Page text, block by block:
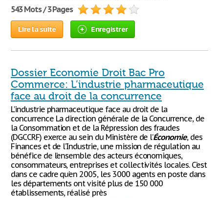
543 Mots / 3 Pages
Lire la suite Enregistrer
Dossier Economie Droit Bac Pro
Commerce: L’industrie pharmaceutique
face au droit de la concurrence
L’industrie pharmaceutique face au droit de la
concurrence La direction générale de la Concurrence, de
la Consommation et de la Répression des fraudes
(DGCCRF) exerce au sein du Ministère de l’Économie, des
Finances et de l’Industrie, une mission de régulation au
bénéfice de l’ensemble des acteurs économiques,
consommateurs, entreprises et collectivités locales. C’est
dans ce cadre qu’en 2005, les 3000 agents en poste dans
les départements ont visité plus de 150 000
établissements, réalisé près